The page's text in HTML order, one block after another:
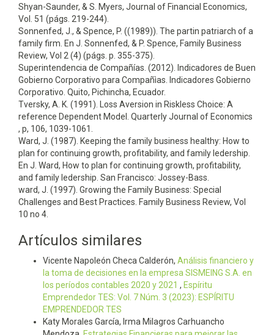
Shyan-Saunder, & S. Myers, Journal of Financial Economics,
Vol. 51 (págs. 219-244).
Sonnenfed, J., & Spence, P. ((1989)). The partin patriarch of a
family firm. En J. Sonnenfed, & P. Spence, Family Business
Review, Vol 2 (4) (págs. p. 355-375).
Superintendencia de Compañías. (2012). Indicadores de Buen
Gobierno Corporativo para Compañìas. Indicadores Gobierno
Corporativo. Quito, Pichincha, Ecuador.
Tversky, A. K. (1991). Loss Aversion in Riskless Choice: A
reference Dependent Model. Quarterly Journal of Economics
, p, 106, 1039-1061.
Ward, J. (1987). Keeping the family business healthy: How to
plan for continuing growth, profitability, and family ledership.
En J. Ward, How to plan for continuing growth, profitability,
and family ledership. San Francisco: Jossey-Bass.
ward, J. (1997). Growing the Family Business: Special
Challenges and Best Practices. Family Business Review, Vol
10 no 4.
Artículos similares
Vicente Napoleón Checa Calderón, Análisis financiero y
la toma de decisiones en la empresa SISMEING S.A. en
los períodos contables 2020 y 2021 , Espí­ritu
Emprendedor TES: Vol. 7 Núm. 3 (2023): ESPÍRITU
EMPRENDEDOR TES
Katy Morales García, Irma Milagros Carhuancho